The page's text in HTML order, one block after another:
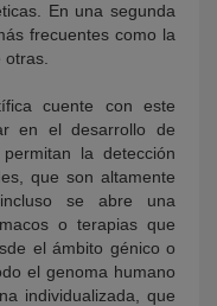
En una segunda
frecuentes como la
cuente con este
en el desarrollo de
la detección
que son altamente
se abre una
o terapias que
el ámbito génico o
el genoma humano
individualizada, que